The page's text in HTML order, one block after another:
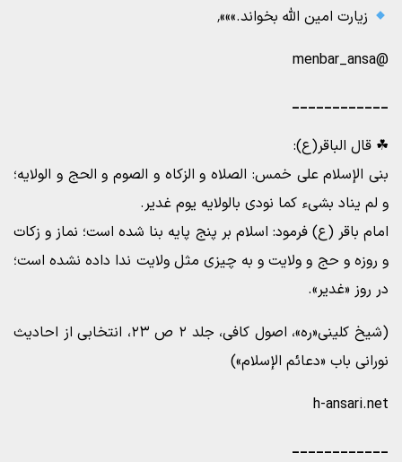
زیارت امین الله بخواند.»»»٬
@menbar_ansa
____________
☘ قال الباقر(ع):
بنی الإسلام علی خمس: الصلاه و الزکاه و الصوم و الحج و الولایه؛
و لم یناد بشیء کما نودی بالولایه یوم غدیر.
امام باقر (ع) فرمود: اسلام بر پنج پایه بنا شده است؛ نماز و زکات
و روزه و حج و ولایت و به چیزی مثل ولایت ندا داده نشده است؛
در روز «غدیر».
(شیخ کلینی«ره»، اصول کافی، جلد ۲ ص ۲۳، انتخابی از احادیث
نورانی باب «دعائم الإسلام»)
h-ansari.net
____________